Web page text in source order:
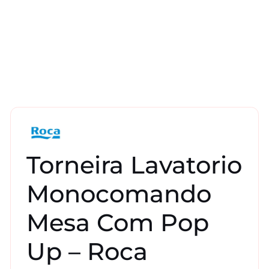
Torneira Lavatorio
Monocomando
Mesa Com Pop
Up – Roca